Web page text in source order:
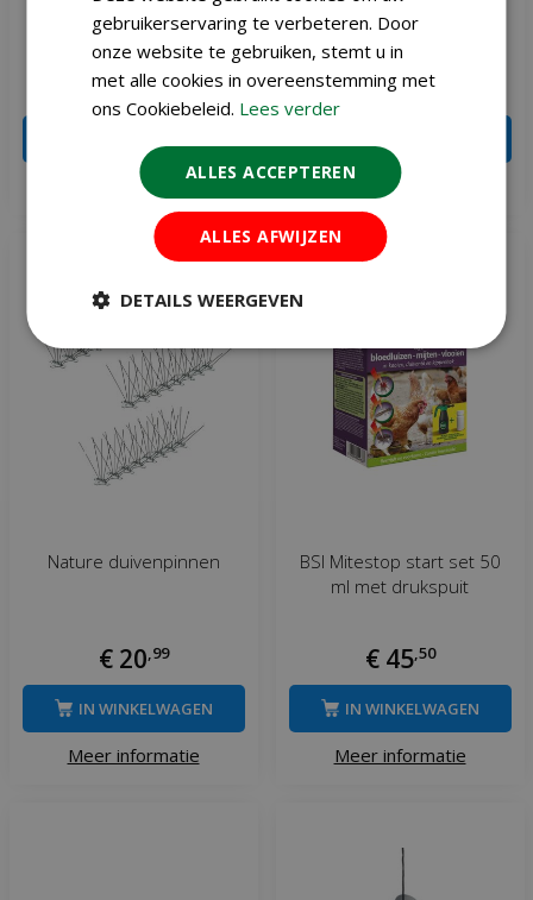
€14,50
Meer informatie
afweer 600 gram
€14,50
Meer informatie
Nature duivenpinnen
€ 20 99
Meer informatie
IN WINKELWAGEN
BSI Mitestop start set 50
ml met drukspuit
€ 45 50
Meer informatie
IN WINKELWAGEN
gebruikerservaring te verbeteren. Door
onze website te gebruiken, stemt u in
met alle cookies in overeenstemming met
ons Cookiebeleid. Lees verder
ALLES ACCEPTEREN
ALLES AFWIJZEN
DETAILS WEERGEVEN